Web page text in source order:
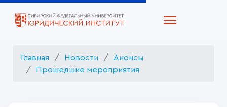
Главная Новости
Анонсы
Прошедшие мероприятия